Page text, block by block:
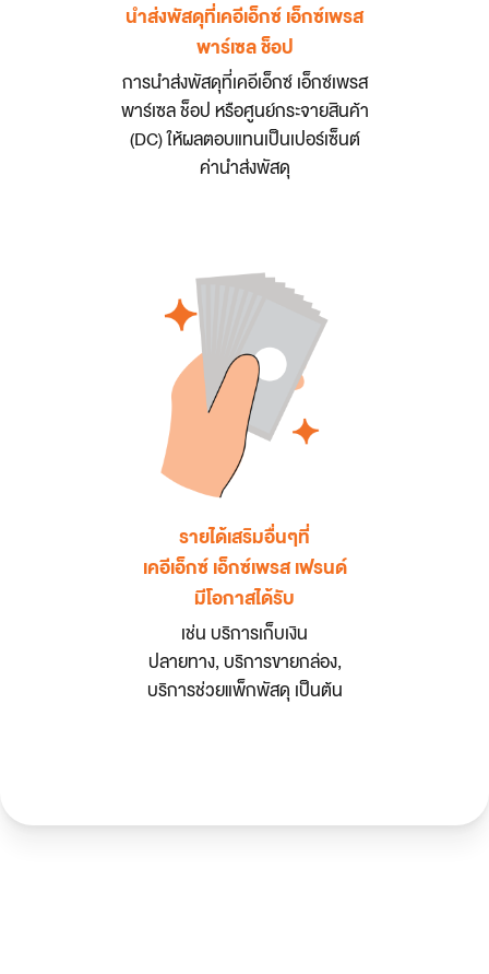
นำส่งพัสดุที่เคอีเอ็กซ์ เอ็กซ์เพรส
พาร์เซล ช็อป
การนำส่งพัสดุที่เคอีเอ็กซ์ เอ็กซ์เพรส
พาร์เซล ช็อป หรือศูนย์กระจายสินค้า
(DC) ให้ผลตอบแทนเป็นเปอร์เซ็นต์
ค่านำส่งพัสดุ
รายได้เสริมอื่นๆที่
เคอีเอ็กซ์ เอ็กซ์เพรส เฟรนด์
มีโอกาสได้รับ
เช่น บริการเก็บเงิน
ปลายทาง, บริการขายกล่อง,
บริการช่วยแพ็กพัสดุ เป็นต้น